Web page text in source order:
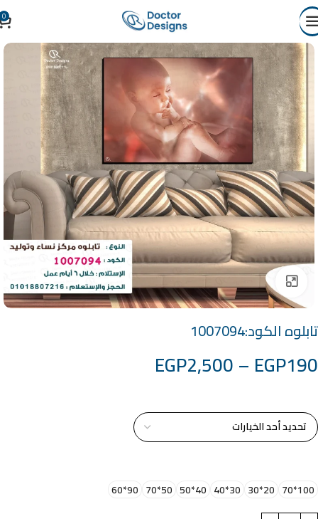
0
Click to enlarge
تابلوه الكود:1007094
EGP190
–
EGP2,500
100*70
20*30
30*40
40*50
50*70
90*60